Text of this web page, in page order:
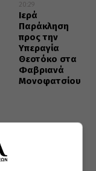
20:29
Ιερά
Παράκληση
προς την
Υπεραγία
Θεοτόκο στα
Φαβριανά
Μονοφατσίου